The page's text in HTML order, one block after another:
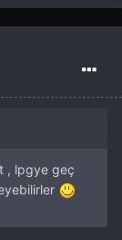
, lpgye geç